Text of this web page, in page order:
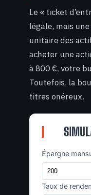
Le « ticket
légale, mais
unitaire des
acheter une
à 800 €, votre
Toutefois, la
titres onéreux.
Épargne
Taux de